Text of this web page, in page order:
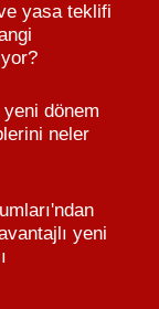
yasa teklifi
dönem
neler
yeni